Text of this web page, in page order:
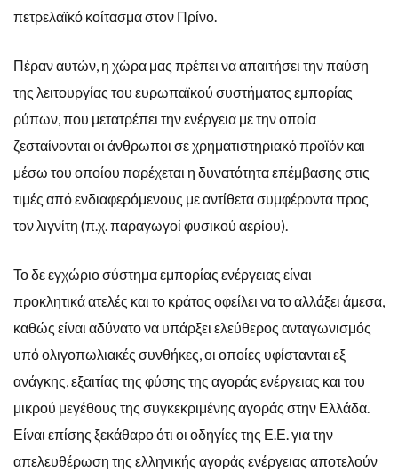
πετρελαϊκό κοίτασμα στον Πρίνο.
Πέραν αυτών, η χώρα μας πρέπει να απαιτήσει την παύση
της λειτουργίας του ευρωπαϊκού συστήματος εμπορίας
ρύπων, που μετατρέπει την ενέργεια με την οποία
ζεσταίνονται οι άνθρωποι σε χρηματιστηριακό προϊόν και
μέσω του οποίου παρέχεται η δυνατότητα επέμβασης στις
τιμές από ενδιαφερόμενους με αντίθετα συμφέροντα προς
τον λιγνίτη (π.χ. παραγωγοί φυσικού αερίου).
Το δε εγχώριο σύστημα εμπορίας ενέργειας είναι
προκλητικά ατελές και το κράτος οφείλει να το αλλάξει άμεσα,
καθώς είναι αδύνατο να υπάρξει ελεύθερος ανταγωνισμός
υπό ολιγοπωλιακές συνθήκες, οι οποίες υφίστανται εξ
ανάγκης, εξαιτίας της φύσης της αγοράς ενέργειας και του
μικρού μεγέθους της συγκεκριμένης αγοράς στην Ελλάδα.
Είναι επίσης ξεκάθαρο ότι οι οδηγίες της Ε.Ε. για την
απελευθέρωση της ελληνικής αγοράς ενέργειας αποτελούν